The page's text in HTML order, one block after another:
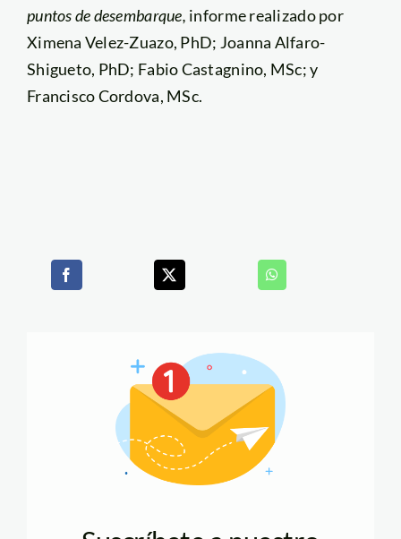
puntos de desembarque, informe realizado por
Ximena Velez-Zuazo, PhD; Joanna Alfaro-
Shigueto, PhD; Fabio Castagnino, MSc; y
Francisco Cordova, MSc.